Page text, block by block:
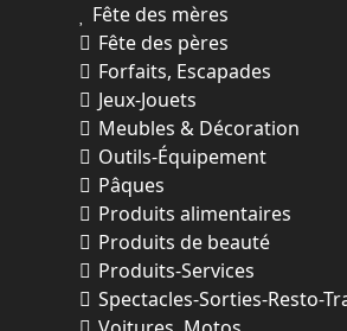
Fête des mères
Fête des pères
Forfaits, Escapades
Jeux-Jouets
Meubles & Décoration
Outils-Équipement
Pâques
Produits alimentaires
Produits de beauté
Produits-Services
Spectacles-Sorties-Resto-